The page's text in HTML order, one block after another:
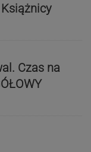
Czas na